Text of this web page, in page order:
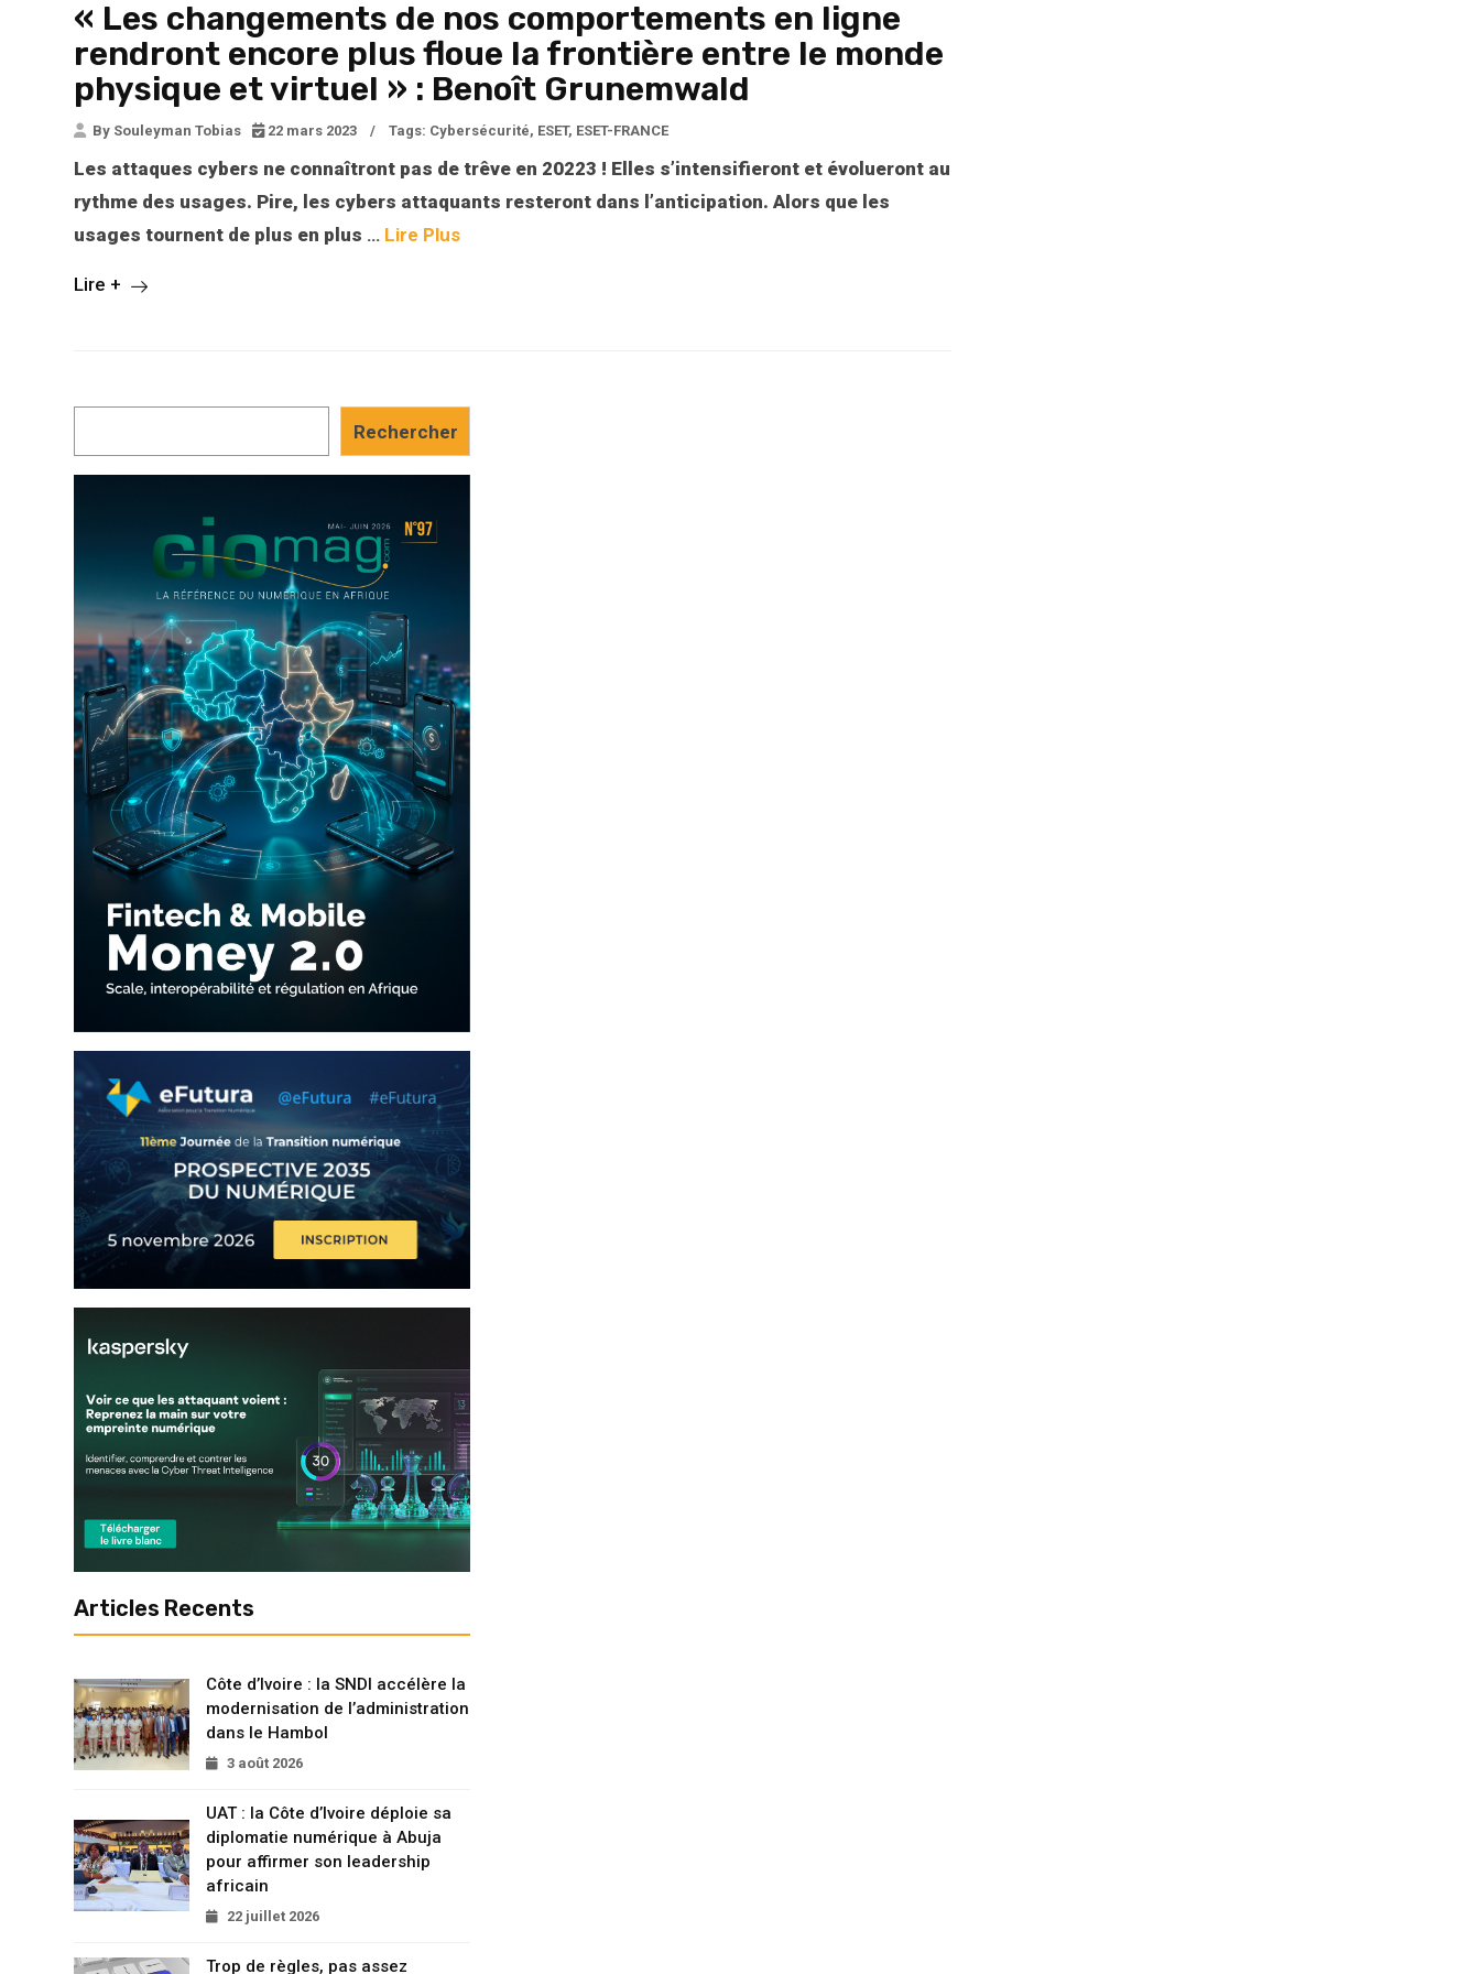
« Les changements de nos comportements en ligne
rendront encore plus floue la frontière entre le monde
physique et virtuel » : Benoît Grunemwald
By Souleyman Tobias 22 mars 2023 / Tags: Cybersécurité, ESET, ESET-FRANCE
Les attaques cybers ne connaîtront pas de trêve en 20223 ! Elles s’intensifieront et évolueront au
rythme des usages. Pire, les cybers attaquants resteront dans l’anticipation. Alors que les
usages tournent de plus en plus … Lire Plus
Lire +
Rechercher
Articles Recents
Côte d’Ivoire : la SNDI accélère la
modernisation de l’administration
dans le Hambol
3 août 2026
UAT : la Côte d’Ivoire déploie sa
diplomatie numérique à Abuja
pour affirmer son leadership
africain
22 juillet 2026
Trop de règles, pas assez